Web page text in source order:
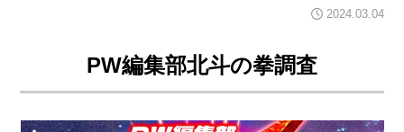
2024.03.04
PW編集部北斗の拳調査